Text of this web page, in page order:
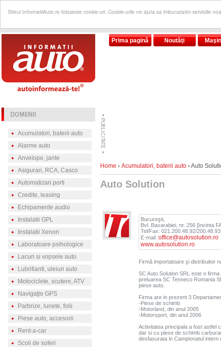
Siteul InformatiiAuto.ro foloseste cookie-uri. Cookie-urile ne ajuta sa imbunatatim serviciile
Prima pagină Noutăţi
Acumulatori, baterii auto
Alarme auto
Anvelope, jante
Asigurari, RCA, Casco
Automatizari porti
Credite, leasing
Echipamente audio
Instalatii GPL
Instalatii Xenon
Laboratoare psihologice
Lacuri si vopsele auto
Lubrifianti, uleiuri auto
Motociclete, scutere, ATV
Navigaţie GPS
Parbrize, lunete, folii
Piese auto, accesorii
Rent-a-car
Scoli de soferi
Home › Acumulatori, baterii auto › Auto
Auto Solution
Bucureşti,
Bvl. Basarabiei, nr. 256 [Incinta
Tel/Fax: 021.200.48.92/200.48.93
E-mail: office@autosolution.ro
www.autosolution.ro
Firmă importatoare şi distribuitor
SC Auto Solution SRL este o
preluarea SC Tenneco Romania
piese auto.
Firma are in prezent 3
-Piese de schimb
-Motorland, din anul 2005
-Motorsport, din anul 2006
Activitatea principala a fost astfel
dar si cu piese de schimb
desfasurata in Campionatul intern